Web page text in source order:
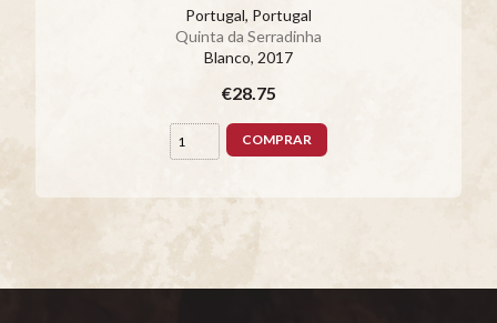
Portugal, Portugal
Quinta da Serradinha
Blanco, 2017
€28.75
COMPRAR